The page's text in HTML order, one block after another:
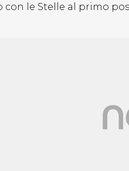
con le Stelle al primo